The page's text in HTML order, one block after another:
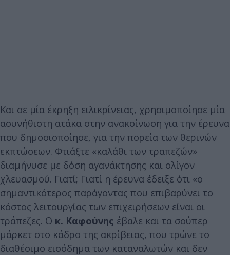
Και σε μία έκρηξη ειλικρίνειας, χρησιμοποίησε μία
ασυνήθιστη ατάκα στην ανακοίνωση για την έρευνα
που δημοσιοποίησε, για την πορεία των θερινών
εκπτώσεων. Φτιάξτε «καλάθι των τραπεζών»
διαμήνυσε με δόση αγανάκτησης και ολίγον
χλευασμού. Γιατί; Γιατί η έρευνα έδειξε ότι «ο
σημαντικότερος παράγοντας που επιβαρύνει το
κόστος λειτουργίας των επιχειρήσεων είναι οι
τράπεζες. Ο κ. Καφούνης έβαλε και τα σούπερ
μάρκετ στο κάδρο της ακρίβειας, που τρώνε το
διαθέσιμο εισόδημα των καταναλωτών και δεν